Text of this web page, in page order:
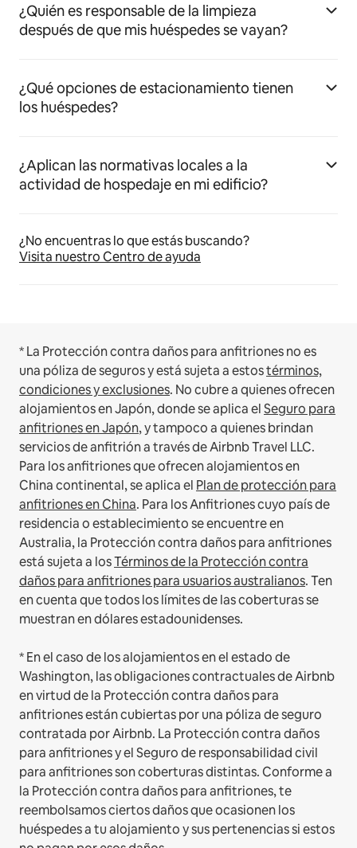
¿Quién es responsable de la limpieza
después de que mis huéspedes se vayan?
¿Qué opciones de estacionamiento tienen
los huéspedes?
¿Aplican las normativas locales a la
actividad de hospedaje en mi edificio?
¿No encuentras lo que estás buscando?
Visita nuestro Centro de ayuda
* La Protección contra daños para anfitriones no es
una póliza de seguros y está sujeta a estostérminos,
condiciones y exclusiones. No cubre a quienes ofrecen
alojamientos en Japón, donde se aplica elSeguro para
anfitriones en Japón, y tampoco a quienes brindan
servicios de anfitrión a través de Airbnb Travel LLC.
Para los anfitriones que ofrecen alojamientos en
China continental, se aplica el Plan de protección para
anfitriones en China. Para los Anfitriones cuyo país de
residencia o establecimiento se encuentre en
Australia, la Protección contra daños para anfitriones
está sujeta a losTérminos de la Protección contra
daños para anfitriones para usuarios australianos. Ten
en cuenta que todos los límites de las coberturas se
muestran en dólares estadounidenses.
* En el caso de los alojamientos en el estado de
Washington, las obligaciones contractuales de Airbnb
en virtud de la Protección contra daños para
anfitriones están cubiertas por una póliza de seguro
contratada por Airbnb. La Protección contra daños
para anfitriones y el Seguro de responsabilidad civil
para anfitriones son coberturas distintas. Conforme a
la Protección contra daños para anfitriones, te
reembolsamos ciertos daños que ocasionen los
huéspedes a tu alojamiento y sus pertenencias si estos